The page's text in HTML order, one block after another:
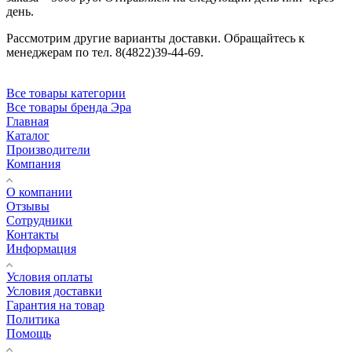
день.
Рассмотрим другие варианты доставки. Обращайтесь к
менеджерам по тел. 8(4822)39-44-69.
Все товары категории
Все товары бренда Эра
Главная
Каталог
Производители
Компания
О компании
Отзывы
Сотрудники
Контакты
Информация
Условия оплаты
Условия доставки
Гарантия на товар
Политика
Помощь